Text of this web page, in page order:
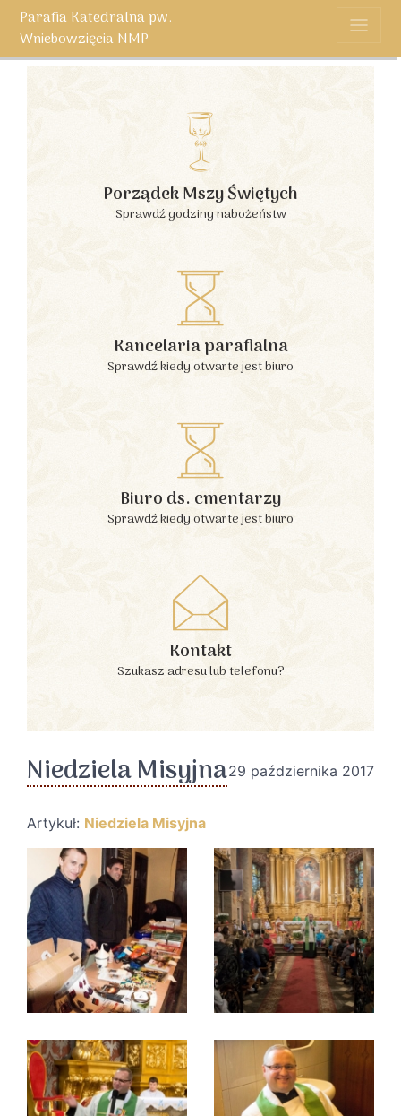
Parafia Katedralna pw.
Wniebowzięcia NMP
Porządek Mszy Świętych
Sprawdź godziny nabożeństw
Kancelaria parafialna
Sprawdź kiedy otwarte jest biuro
Biuro ds. cmentarzy
Sprawdź kiedy otwarte jest biuro
Kontakt
Szukasz adresu lub telefonu?
Niedziela Misyjna29 października 2017
Artykuł: Niedziela Misyjna